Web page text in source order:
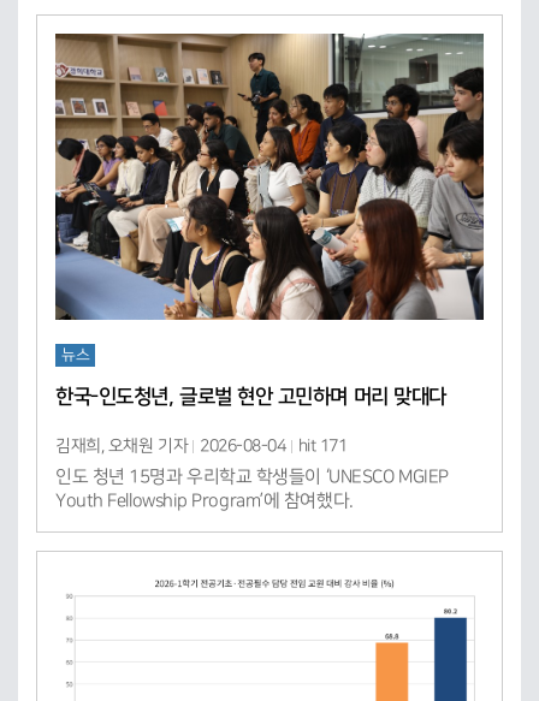
뉴스
한국-인도청년, 글로벌 현안 고민하며 머리 맞대다
김재희, 오채원 기자 2026-08-04
hit 171
인도 청년 15명과 우리학교 학생들이 ‘UNESCO MGIEP
Youth Fellowship Program’에 참여했다.